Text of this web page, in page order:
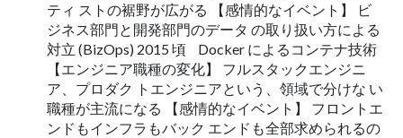
ティ ストの裾野が広がる 【感情的なイベント】 ビ
ジネス部⾨と開発部⾨のデータ の取り扱い⽅による
対⽴ (BizOps) 2015 頃 Docker によるコンテナ技術
【エンジニア職種の変化】 フルスタックエンジニ
ア、プロダク トエンジニアという、領域で分けな い
職種が主流になる 【感情的なイベント】 フロントエ
ンドもインフラもバック エンドも全部求められるの